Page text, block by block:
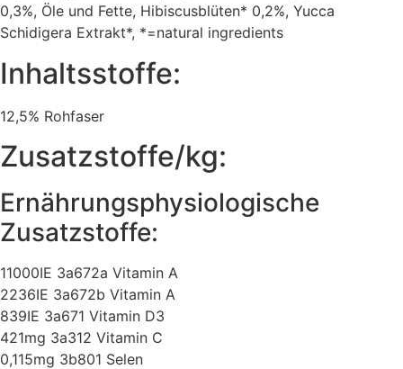
0,3%, Öle und Fette, Hibiscusblüten* 0,2%, Yucca
Schidigera Extrakt*, *=natural ingredients
Inhaltsstoffe:
12,5% Rohfaser
Zusatzstoffe/kg:
Ernährungsphysiologische
Zusatzstoffe:
11000IE 3a672a Vitamin A
2236IE 3a672b Vitamin A
839IE 3a671 Vitamin D3
421mg 3a312 Vitamin C
0,115mg 3b801 Selen